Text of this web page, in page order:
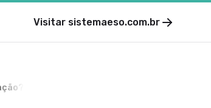
Visitar sistemaeso.com.br